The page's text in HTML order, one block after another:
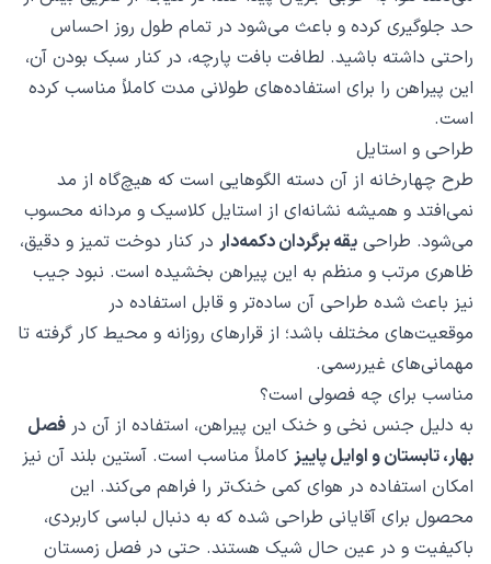
حد جلوگیری کرده و باعث می‌شود در تمام طول روز احساس
راحتی داشته باشید. لطافت بافت پارچه، در کنار سبک بودن آن،
این پیراهن را برای استفاده‌های طولانی مدت کاملاً مناسب کرده
است.
طراحی و استایل
طرح چهارخانه از آن دسته الگوهایی است که هیچ‌گاه از مد
نمی‌افتد و همیشه نشانه‌ای از استایل کلاسیک و مردانه محسوب
می‌شود. طراحی یقه برگردان دکمه‌دار در کنار دوخت تمیز و دقیق،
ظاهری مرتب و منظم به این پیراهن بخشیده است. نبود جیب
نیز باعث شده طراحی آن ساده‌تر و قابل استفاده در
موقعیت‌های مختلف باشد؛ از قرارهای روزانه و محیط کار گرفته تا
مهمانی‌های غیررسمی.
مناسب برای چه فصولی است؟
به دلیل جنس نخی و خنک این پیراهن، استفاده از آن در فصل
بهار، تابستان و اوایل پاییز کاملاً مناسب است. آستین بلند آن نیز
امکان استفاده در هوای کمی خنک‌تر را فراهم می‌کند. این
محصول برای آقایانی طراحی شده که به دنبال لباسی کاربردی،
باکیفیت و در عین حال شیک هستند. حتی در فصل زمستان